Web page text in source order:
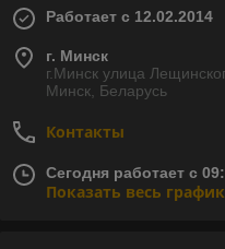
Работает с 12.02.2014
г. Минск
г.Минск улица
Минск, Беларусь
Контакты
Сегодня работает с
Показать весь